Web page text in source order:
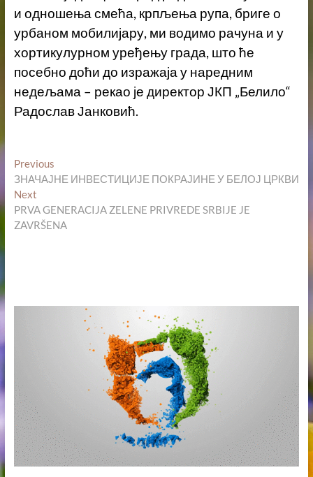
и одношења смећа, крпљења рупа, бриге о
урбаном мобилијару, ми водимо рачуна и у
хортикулурном уређењу града, што ће
посебно доћи до изражаја у наредним
недељама – рекао је директор ЈКП „Белило“
Радослав Јанковић.
Кретање
чланка
PreviousPrevious
post:
ЗНАЧАЈНЕ ИНВЕСТИЦИЈЕ ПОКРАЈИНЕ У БЕЛОЈ ЦРКВИ
NextNext
post:
PRVA GENERACIJA ZELENE PRIVREDE SRBIJE JE
ZAVRŠENA